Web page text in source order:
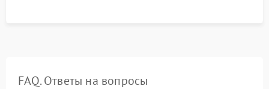
FAQ. Ответы на вопросы